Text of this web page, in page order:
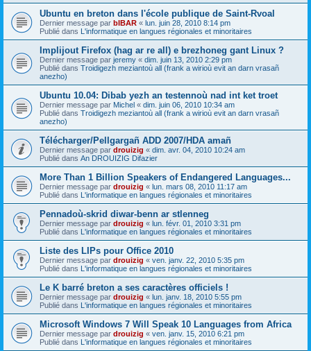
Ubuntu en breton dans l'école publique de Saint-Rvoal
Dernier message par bIBAR « lun. juin 28, 2010 8:14 pm
Publié dans L'informatique en langues régionales et minoritaires
Implijout Firefox (hag ar re all) e brezhoneg gant Linux ?
Dernier message par jeremy « dim. juin 13, 2010 2:29 pm
Publié dans Troidigezh meziantoù all (frank a wirioù evit an darn vrasañ
anezho)
Ubuntu 10.04: Dibab yezh an testennoù nad int ket troet
Dernier message par Michel « dim. juin 06, 2010 10:34 am
Publié dans Troidigezh meziantoù all (frank a wirioù evit an darn vrasañ
anezho)
Télécharger/Pellgargañ ADD 2007/HDA amañ
Dernier message par drouizig « dim. avr. 04, 2010 10:24 am
Publié dans An DROUIZIG Difazier
More Than 1 Billion Speakers of Endangered Languages...
Dernier message par drouizig « lun. mars 08, 2010 11:17 am
Publié dans L'informatique en langues régionales et minoritaires
Pennadoù-skrid diwar-benn ar stlenneg
Dernier message par drouizig « lun. févr. 01, 2010 3:31 pm
Publié dans L'informatique en langues régionales et minoritaires
Liste des LIPs pour Office 2010
Dernier message par drouizig « ven. janv. 22, 2010 5:35 pm
Publié dans L'informatique en langues régionales et minoritaires
Le K barré breton a ses caractères officiels !
Dernier message par drouizig « lun. janv. 18, 2010 5:55 pm
Publié dans L'informatique en langues régionales et minoritaires
Microsoft Windows 7 Will Speak 10 Languages from Africa
Dernier message par drouizig « ven. janv. 15, 2010 6:21 pm
Publié dans L'informatique en langues régionales et minoritaires